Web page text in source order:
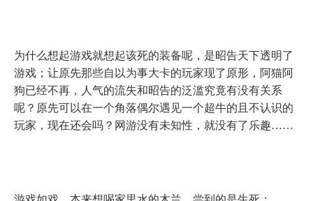
为什么想起游戏就想起该死的装备呢，是昭告天下透明了
游戏；让原先那些自以为事大卡的玩家现了原形，阿猫阿
狗已经不再，人气的流失和昭告的泛滥究竟有没有关系
呢？原先可以在一个角落偶尔遇见一个超牛的且不认识的
玩家，现在还会吗？网游没有未知性，就没有了乐趣……